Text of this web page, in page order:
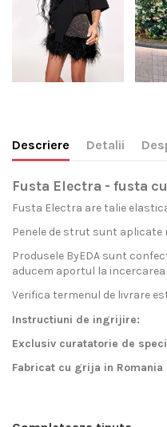
Descriere Detalii
Fusta Electra - fusta
Fusta Electra are talie
Penele de strut sunt aplicate
Produsele ByEDA sunt
aducem aportul la
Verifica termenul de livrare
Instructiuni de ingrijire:
Exclusiv curatatorie de
Fabricat cu grija in Romania
Stil
Suntem direct interesati sa